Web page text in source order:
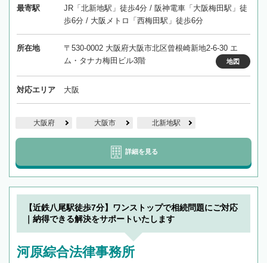
最寄駅
JR「北新地駅」徒歩4分 / 阪神電車「大阪梅田駅」徒
歩6分 / 大阪メトロ「西梅田駅」徒歩6分
所在地
〒530-0002 大阪府大阪市北区曾根崎新地2-6-30 エ
ム・タナカ梅田ビル3階
地図
対応エリア 大阪
大阪府 大阪市 北新地駅
詳細を見る
【近鉄八尾駅徒歩7分】ワンストップで相続問題にご対応
｜納得できる解決をサポートいたします
河原綜合法律事務所